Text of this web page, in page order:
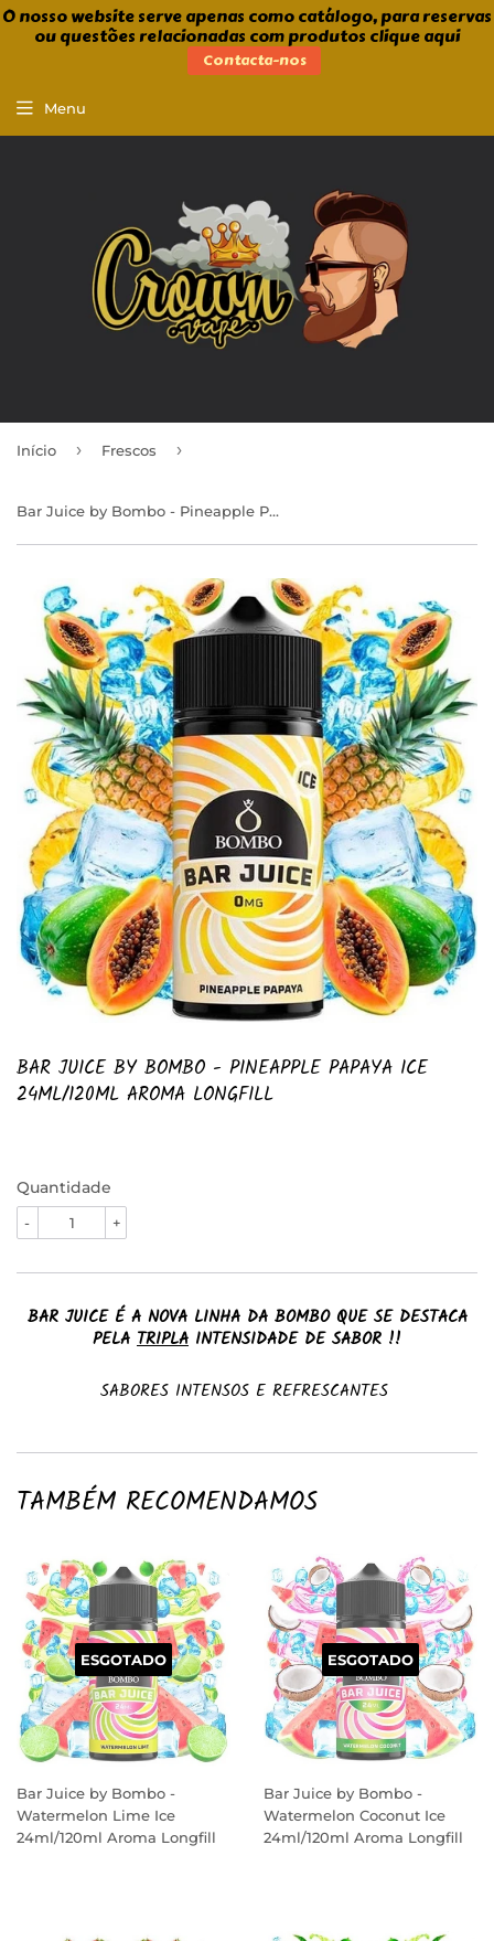
O nosso website serve apenas como catálogo, para reservas
ou questões relacionadas com produtos clique aqui
Contacta-nos
Menu
Início › Frescos ›
Bar Juice by Bombo - Pineapple Papaya Ice 24ml/120ml Aroma Longfill
BAR JUICE BY BOMBO - PINEAPPLE PAPAYA ICE
24ML/120ML AROMA LONGFILL
Quantidade
+
-
BAR JUICE É A NOVA LINHA DA BOMBO QUE SE DESTACA
PELA TRIPLA INTENSIDADE DE SABOR !!
SABORES INTENSOS E REFRESCANTES
TAMBÉM RECOMENDAMOS
ESGOTADO
Bar Juice by Bombo -
Watermelon Lime Ice
24ml/120ml Aroma Longfill
ESGOTADO
Bar Juice by Bombo -
Watermelon Coconut Ice
24ml/120ml Aroma Longfill